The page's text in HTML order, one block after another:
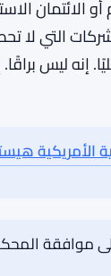
تحمل
أو
الشركات
ليس براقًا.